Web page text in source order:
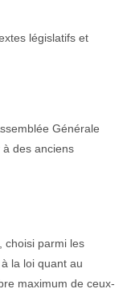
législatifs et
Générale
à des anciens
choisi parmi les
la loi quant au
maximum de ceux-